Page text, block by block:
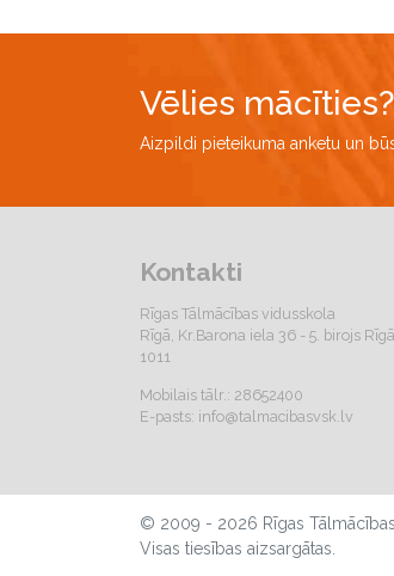
Vēlies mācīties?
Aizpildi pieteikuma anketu un
Kontakti
Rīgas Tālmācības vidusskola
Rīgā, Kr.Barona iela 36 - 5. birojs
1011
Mobilais tālr.: 28652400
E-pasts: info@talmacibasvsk.lv
© 2009 - 2026 Rīgas
Visas tiesības aizsargātas.